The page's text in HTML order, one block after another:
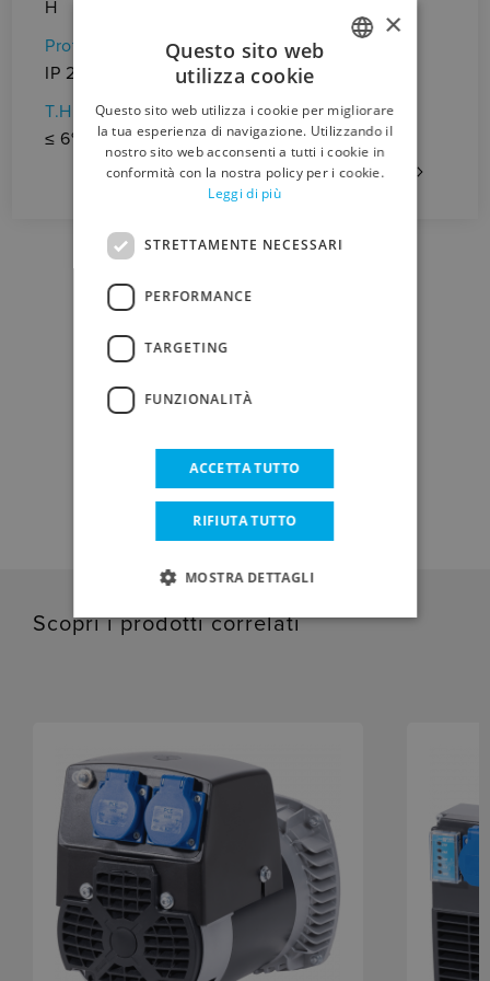
H
Protezione
IP 23
T.H.D.
≤ 6%
DOWNLOAD
Scopri i prodotti correlati
ENGLISH
×
Questo sito web
utilizza cookie
Questo sito web utilizza i cookie per migliorare
la tua esperienza di navigazione. Utilizzando il
nostro sito web acconsenti a tutti i cookie in
conformità con la nostra policy per i cookie.
Leggi di più
STRETTAMENTE NECESSARI
PERFORMANCE
TARGETING
FUNZIONALITÀ
ACCETTA TUTTO
RIFIUTA TUTTO
MOSTRA DETTAGLI